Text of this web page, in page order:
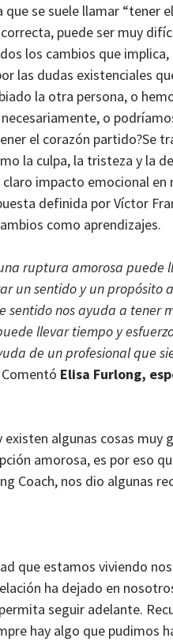
se suele llamar “tener
puede ser muy
los cambios que
las dudas existenciales
la otra persona, o
o
el corazón partido?Se
la culpa, la tristeza y la
impacto emocional en
definida por Víctor
como aprendizajes.
ruptura amorosa puede
un sentido y un propósito
nos ayuda a tener
llevar tiempo y
de un profesional que
Elisa Furlong,
algunas cosas muy
amorosa, es por eso
Coach, nos dio algunas
que estamos viviendo
ha dejado en
seguir adelante.
hay algo que pudimos